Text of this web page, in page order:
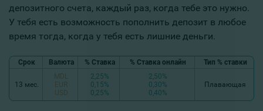
депозитного счета, каждый раз, когда тебе это нужно.
У тебя есть возможность пополнить депозит в любое
время тогда, когда у тебя есть лишние деньги.
Срок Валюта % Ставка % Ставка онлайн Тип % ставки
13 мес.
MDL
EUR
USD
2,25%
0,15%
0,25%
2,50%
0,30%
0,40%
Плавающая